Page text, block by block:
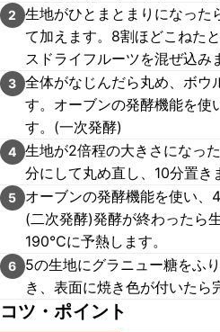
2
生地がひとまとまりになった
て加えます。8割ほどこねた
スドライフルーツを混ぜ込み
3 全体がなじんだら丸め、ボウ
す。オーブンの発酵機能を
す。(一次発酵)
4 生地が2倍程の大きさになっ
分にして丸め直し、10分置き
5
オーブンの発酵機能を使い
(二次発酵)発酵が終わったら
190℃に予熱します。
6
5の生地にグラニュー糖をふ
き、表面に焼き色が付いたら
コツ・ポイント